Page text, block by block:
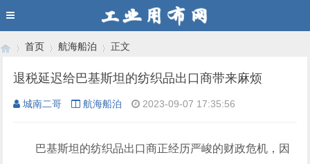
›
首页
›
航海船泊
›
正文
退税延迟给巴基斯坦的纺织品出口商带来麻烦
城南二哥 航海船泊 2023-09-07 17:35:56
巴基斯坦的纺织品出口商正经历严峻的财政危机，因